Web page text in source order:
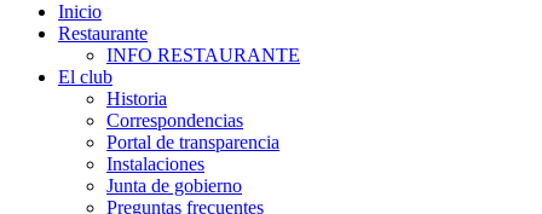
Inicio
Restaurante
INFO RESTAURANTE
El club
Historia
Correspondencias
Portal de transparencia
Instalaciones
Junta de gobierno
Preguntas frecuentes